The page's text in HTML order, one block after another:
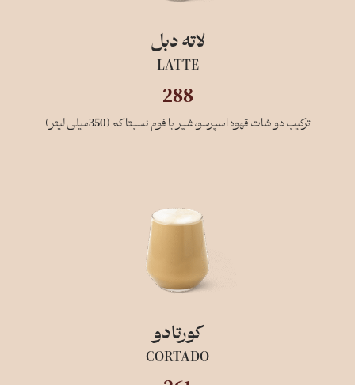
لاته دبل
LATTE
288
ترکیب دو شات قهوه اسپرسو،شیر با فوم نسبتا کم (350میلی لیتر)
کورتادو
CORTADO